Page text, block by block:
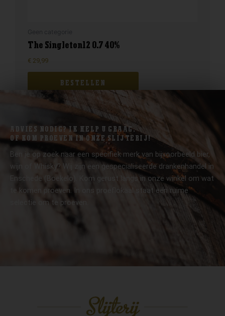
The Singleton12 0.7 40%
€ 29,99
BESTELLEN
ADVIES NODIG? IK HELP U GRAAG.
OF KOM PROEVEN IN ONZE SLIJTERIJ!
Ben je op zoek naar een specifiek merk van bijvoorbeeld bier,
wijn of Whisky? Wij zijn een gespecialiseerde drankenhandel in
Enschede (Boekelo). Kom gerust langs in onze winkel om wat
te komen proeven. In ons proeflokaal staat een ruime
selectie om te proeven.